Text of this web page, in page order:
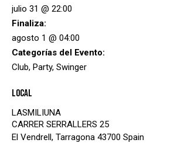
julio 31 @ 22:00
Finaliza:
agosto 1 @ 04:00
Categorías del Evento:
Club, Party, Swinger
Local
LASMILIUNA
CARRER SERRALLERS 25
El Vendrell, Tarragona 43700 Spain